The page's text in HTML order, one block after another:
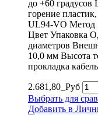
до +60
горение
UL94-VO Метод
Цвет Упаковка
диаметров
10,0 мм Высота
прокладка
2.681,80_Руб
Выбрать для
Добавить в